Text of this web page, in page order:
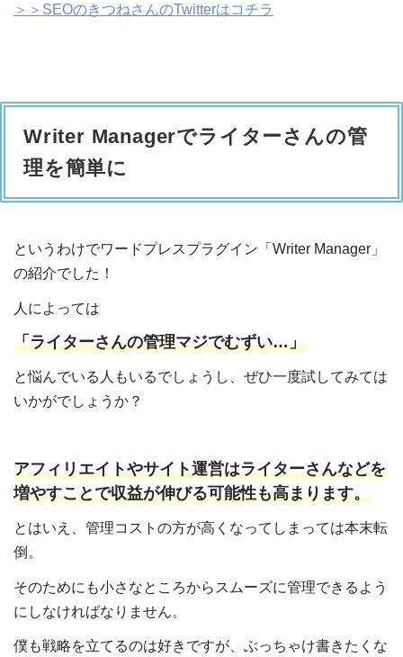
＞＞SEOのきつねさんのTwitterはコチラ
Writer Managerでライターさんの管
理を簡単に
というわけでワードプレスプラグイン「Writer Manager」
の紹介でした！
人によっては
「ライターさんの管理マジでむずい…」
と悩んでいる人もいるでしょうし、ぜひ一度試してみては
いかがでしょうか？
アフィリエイトやサイト運営はライターさんなどを
増やすことで収益が伸びる可能性も高まります。
とはいえ、管理コストの方が高くなってしまっては本末転
倒。
そのためにも小さなところからスムーズに管理できるよう
にしなければなりません。
僕も戦略を立てるのは好きですが、ぶっちゃけ書きたくな